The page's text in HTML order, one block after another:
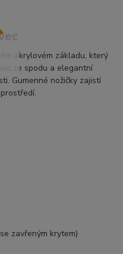
akrylovém základu, který
ze spodu a elegantní
Gumenné nožičky zajistí
zavřeným krytem)